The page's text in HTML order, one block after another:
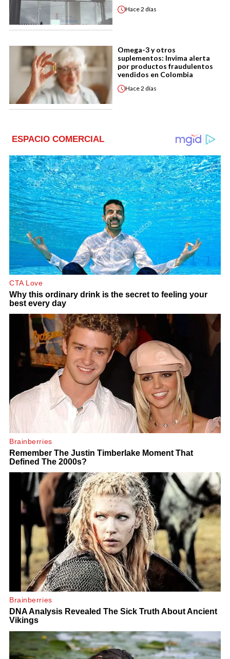
Hace2 días
Omega-3 y otros
suplementos: Invima alerta
por productos fraudulentos
vendidos en Colombia
Hace2 días